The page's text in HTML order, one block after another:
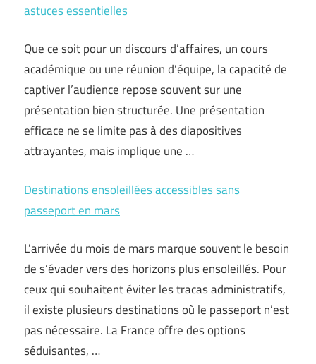
astuces essentielles
Que ce soit pour un discours d’affaires, un cours
académique ou une réunion d’équipe, la capacité de
captiver l’audience repose souvent sur une
présentation bien structurée. Une présentation
efficace ne se limite pas à des diapositives
attrayantes, mais implique une …
Destinations ensoleillées accessibles sans
passeport en mars
L’arrivée du mois de mars marque souvent le besoin
de s’évader vers des horizons plus ensoleillés. Pour
ceux qui souhaitent éviter les tracas administratifs,
il existe plusieurs destinations où le passeport n’est
pas nécessaire. La France offre des options
séduisantes, …